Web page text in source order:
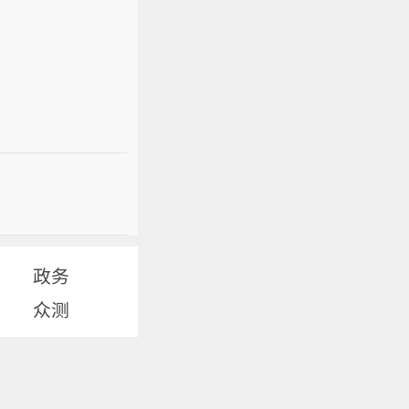
政务
众测